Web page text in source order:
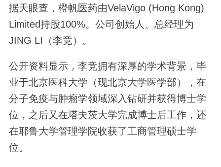
据天眼查，橙帆医药由VelaVigo (Hong Kong)
Limited持股100%。公司创始人、总经理为
JING LI（李竞）。
公开资料显示，李竞拥有深厚的学术背景，毕
业于北京医科大学（现北京大学医学部），在
分子免疫与肿瘤学领域深入钻研并获得博士学
位，之后又在塔夫茨大学完成博士后工作，还
在耶鲁大学管理学院收获了工商管理硕士学
位。